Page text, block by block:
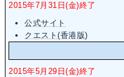
2015年7月31日(金)終了
公式サイト
クエスト(香港版)
2015年5月29日(金)終了